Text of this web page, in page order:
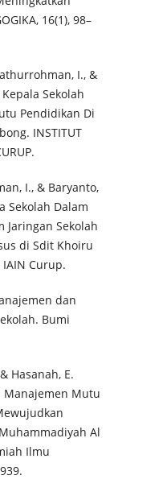
16(1), 98–
I., &
Sekolah
Pendidikan Di
INSTITUT
I., & Baryanto,
Sekolah Dalam
Sekolah
di Sdit Khoiru
Curup.
dan
Bumi
Hasanah, E.
Manajemen Mutu
Al
Ilmu